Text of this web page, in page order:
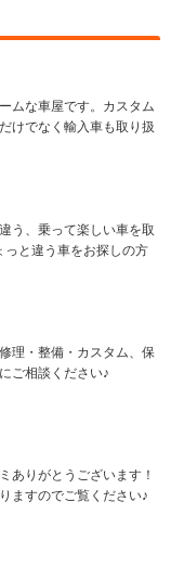
ムな車屋です。カスタム
けでなく輸入車も取り扱
う、乗って楽しい車を取
っと違う車をお探しの方
理・整備・カスタム、保
ご相談ください♪
ありがとうございます！
ますのでご覧ください♪